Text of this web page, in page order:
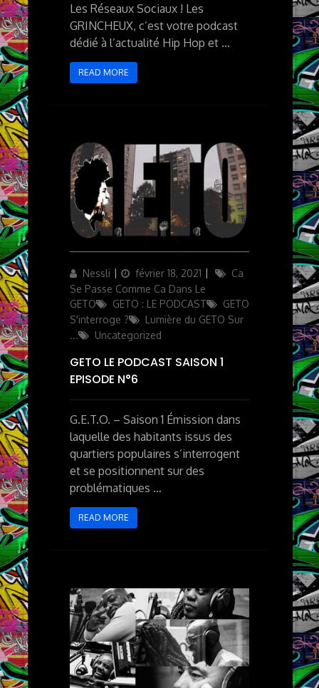
Les Réseaux Sociaux ! Les
GRINCHEUX, c’est votre podcast
dédié à l’actualité Hip Hop et …
READ MORE
Author
Nessli
Updated
on
février 18, 2021 Categories
Ca
Se Passe Comme Ca Dans Le
GETO
GETO : LE PODCAST
GETO
S'interroge ?
Lumière du GETO Sur
...
Uncategorized
GETO LE PODCAST SAISON 1
EPISODE N°6
G.E.T.O. – Saison 1 Émission dans
laquelle des habitants issus des
quartiers populaires s’interrogent
et se positionnent sur des
problématiques …
READ MORE